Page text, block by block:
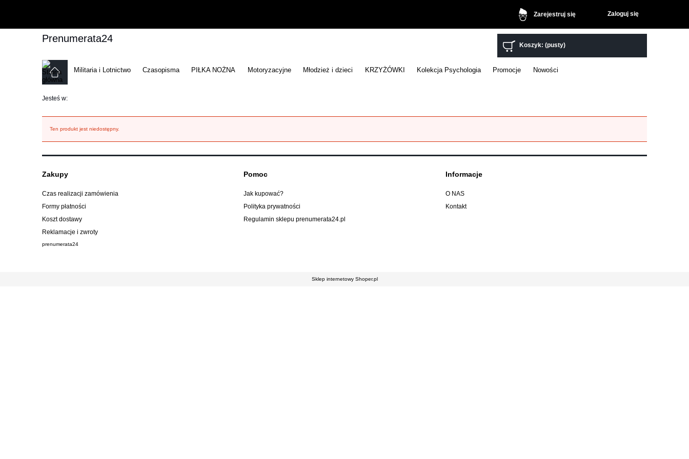
Zarejestruj się Zaloguj się
Prenumerata24
Koszyk: (pusty)
Militaria i Lotnictwo Czasopisma PIŁKA NOŻNA Motoryzacyjne Młodzież i dzieci KRZYŻÓWKI Kolekcja Psychologia Promocje Nowości
Jesteś w:
Ten produkt jest niedostępny.
Zakupy
Czas realizacji zamówienia
Formy płatności
Koszt dostawy
Reklamacje i zwroty
Pomoc
Jak kupować?
Polityka prywatności
Regulamin sklepu prenumerata24.pl
Informacje
O NAS
Kontakt
prenumerata24
Sklep internetowy Shoper.pl